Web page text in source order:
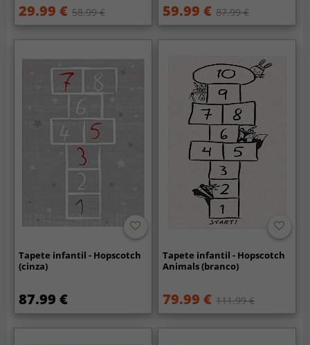
29.99 € 58.99 € 59.99 € 87.99 €
Tapete infantil - Hopscotch
(cinza)
87.99 €
Tapete infantil - Hopscotch
Animals (branco)
79.99 € 111.99 €